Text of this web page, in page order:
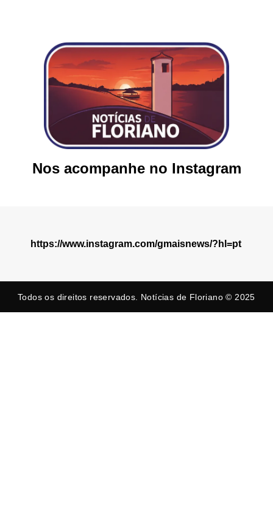
Nos acompanhe no Instagram
https://www.instagram.com/gmaisnews/?hl=pt
Todos os direitos reservados. Notícias de Floriano © 2025